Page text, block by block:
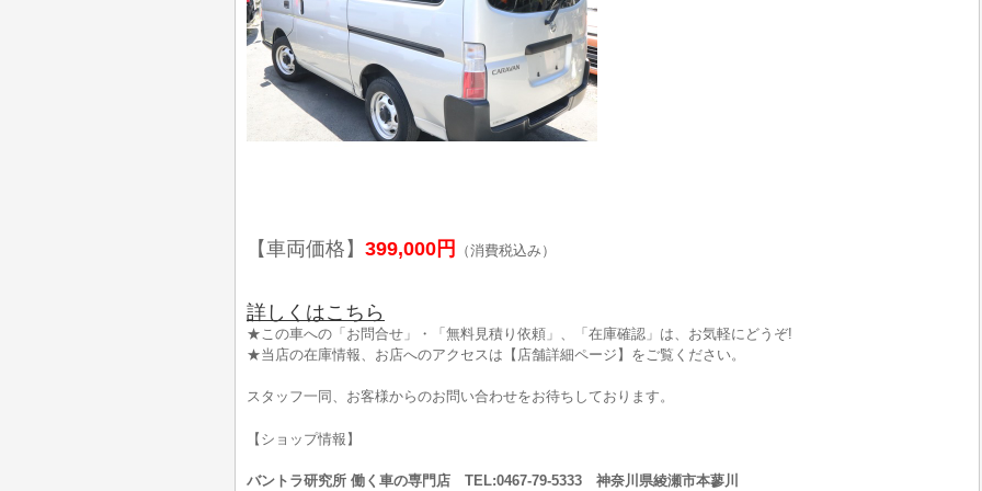
【車両価格】 399,000円 （消費税込み）
詳しくはこちら
★この車への「お問合せ」・「無料見積り依頼」、「在庫確認」は、お気軽にどうぞ!
★当店の在庫情報、お店へのアクセスは【店舗詳細ページ】をご覧ください。
スタッフ一同、お客様からのお問い合わせをお待ちしております。
【ショップ情報】
バントラ研究所 働く車の専門店 TEL:0467-79-5333 神奈川県綾瀬市本蓼川